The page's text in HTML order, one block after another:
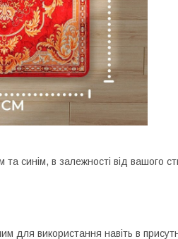
синім, в залежності від вашого
для використання навіть в